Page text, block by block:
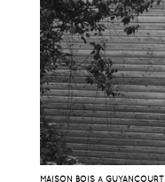
MAISON BOIS À GUYANCOURT